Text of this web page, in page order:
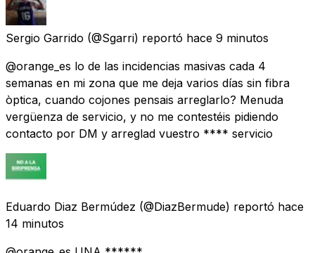
Sergio Garrido (@Sgarri) reportó hace 9 minutos
@orange_es lo de las incidencias masivas cada 4
semanas en mi zona que me deja varios días sin fibra
òptica, cuando cojones pensais arreglarlo? Menuda
vergüenza de servicio, y no me contestéis pidiendo
contacto por DM y arreglad vuestro **** servicio
Eduardo Diaz Bermúdez (@DiazBermude) reportó hace
14 minutos